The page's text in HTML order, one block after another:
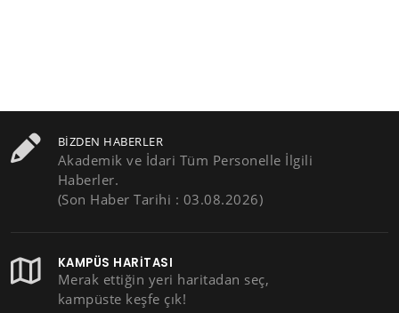
BIZDEN HABERLER
Akademik ve İdari Tüm Personelle İlgili
Haberler.
(Son Haber Tarihi : 03.08.2026)
KAMPÜS HARITASI
Merak ettiğin yeri haritadan seç,
kampüste keşfe çık!